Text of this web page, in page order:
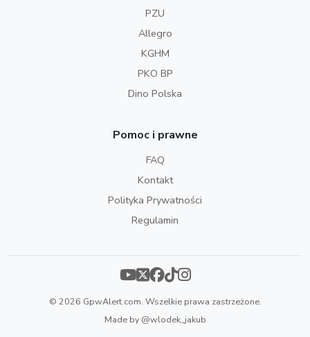
PZU
Allegro
KGHM
PKO BP
Dino Polska
Pomoc i prawne
FAQ
Kontakt
Polityka Prywatności
Regulamin
© 2026 GpwAlert.com. Wszelkie prawa zastrzeżone.
Made by@wlodek_jakub